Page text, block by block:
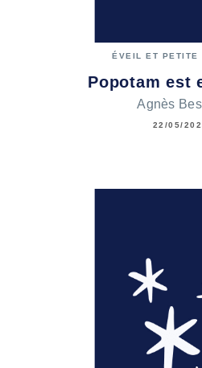
ÉVEIL ET PETITE
Popotam est
Agnès
22/05/